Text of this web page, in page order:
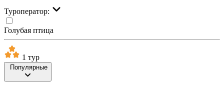
Туроператор:
Голубая птица
1 тур
Популярные